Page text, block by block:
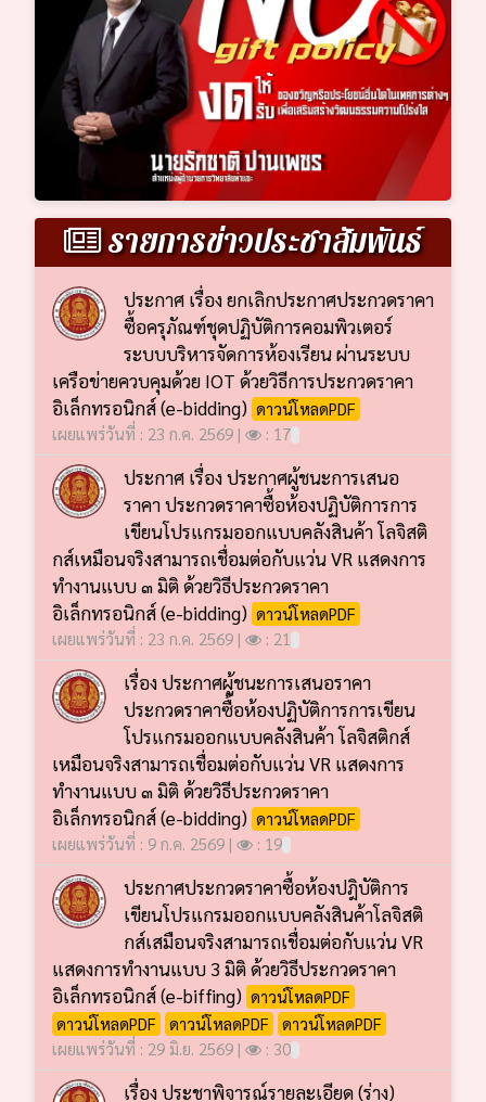
รายการข่าวประชาสัมพันธ์
ประกาศ เรื่อง ยกเลิกประกาศประกวดราคา
ซื้อครุภัณฑ์ชุดปฏิบัติการคอมพิวเตอร์
ระบบบริหารจัดการห้องเรียน ผ่านระบบ
เครือข่ายควบคุมด้วย IOT ด้วยวิธีการประกวดราคา
อิเล็กทรอนิกส์ (e-bidding) ดาวน์โหลดPDF
เผยแพร่วันที่ : 23 ก.ค. 2569 |
: 17
ประกาศ เรื่อง ประกาศผู้ชนะการเสนอ
ราคา ประกวดราคาซื้อห้องปฏิบัติการการ
เขียนโปรแกรมออกแบบคลังสินค้า โลจิสติ
กส์เหมือนจริงสามารถเชื่อมต่อกับแว่น VR แสดงการ
ทำงานแบบ ๓ มิติ ด้วยวิธีประกวดราคา
อิเล็กทรอนิกส์ (e-bidding) ดาวน์โหลดPDF
เผยแพร่วันที่ : 23 ก.ค. 2569 |
: 21
เรื่อง ประกาศผู้ชนะการเสนอราคา
ประกวดราคาซื้อห้องปฏิบัติการการเขียน
โปรแกรมออกแบบคลังสินค้า โลจิสติกส์
เหมือนจริงสามารถเชื่อมต่อกับแว่น VR แสดงการ
ทำงานแบบ ๓ มิติ ด้วยวิธีประกวดราคา
อิเล็กทรอนิกส์ (e-bidding) ดาวน์โหลดPDF
เผยแพร่วันที่ : 9 ก.ค. 2569 |
: 19
ประกาศประกวดราคาซื้อห้องปฎิบัติการ
เขียนโปรแกรมออกแบบคลังสินค้าโลจิสติ
กส์เสมือนจริงสามารถเชื่อมต่อกับแว่น VR
แสดงการทำงานแบบ 3 มิติ ด้วยวิธีประกวดราคา
อิเล็กทรอนิกส์ (e-biffing) ดาวน์โหลดPDF
ดาวน์โหลดPDF
ดาวน์โหลดPDF
ดาวน์โหลดPDF
เผยแพร่วันที่ : 29 มิ.ย. 2569 |
: 30
เรื่อง ประชาพิจารณ์รายละเอียด (ร่าง)